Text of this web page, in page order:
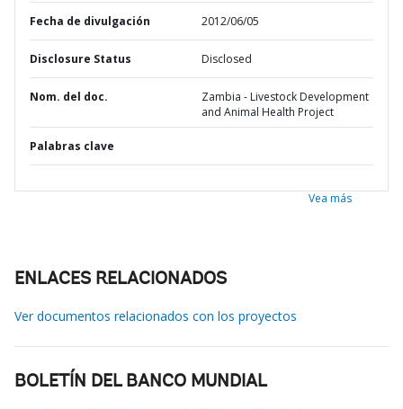
Fecha de divulgación 2012/06/05
Disclosure Status Disclosed
Nom. del doc.
Zambia - Livestock Development
and Animal Health Project
Palabras clave
Vea más
ENLACES RELACIONADOS
Ver documentos relacionados con los proyectos
BOLETÍN DEL BANCO MUNDIAL